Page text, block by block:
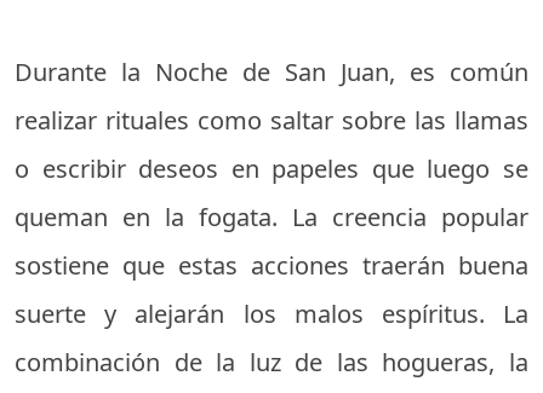
Durante la Noche de San Juan, es común
realizar rituales como saltar sobre las llamas
o escribir deseos en papeles que luego se
queman en la fogata. La creencia popular
sostiene que estas acciones traerán buena
suerte y alejarán los malos espíritus. La
combinación de la luz de las hogueras, la